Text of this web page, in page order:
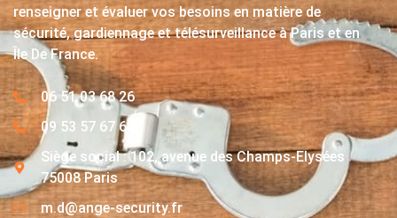
renseigner et évaluer vos besoins en matière de
sécurité, gardiennage et télésurveillance à Paris et en
Île De France.
06 51 03 68 26
09 53 57 67 63
Siège social : 102, avenue des Champs-Elysées
75008 Paris
m.d@ange-security.fr